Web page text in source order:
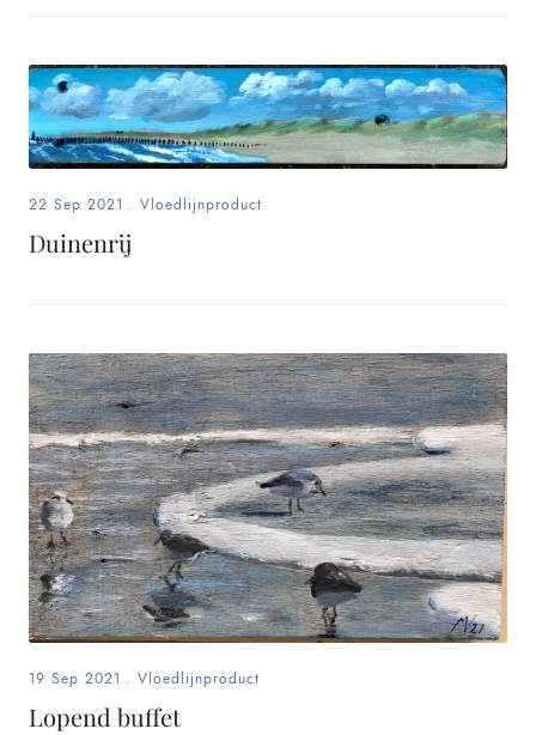
22 Sep 2021 . Vloedlijnproduct
Duinenrij
19 Sep 2021 . Vloedlijnproduct
Lopend buffet